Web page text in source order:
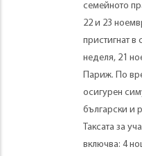
семейното
22 и 23
пристигнат в
неделя, 21
Париж. По
осигурен
български и
Таксата за
включва: 4